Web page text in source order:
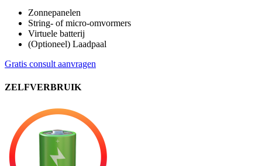
Zonnepanelen
String- of micro-omvormers
Virtuele batterij
(Optioneel) Laadpaal
Gratis consult aanvragen
ZELFVERBRUIK